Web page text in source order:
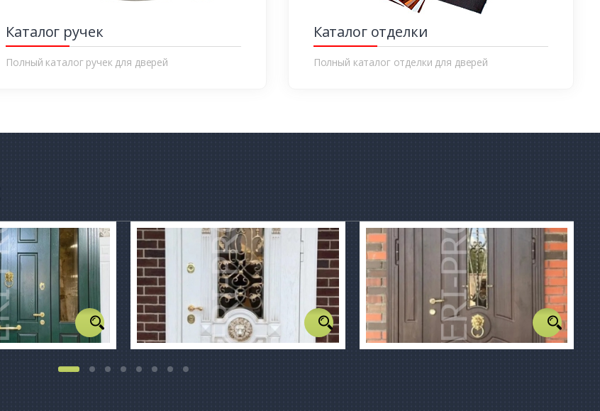
Каталог ручек
Полный каталог ручек для дверей
Каталог отделки
Полный каталог отделки для дверей